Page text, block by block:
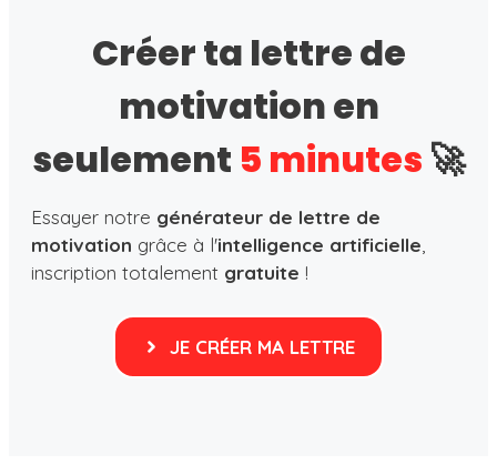
Créer ta lettre de
motivation en
seulement 5 minutes 🚀
Essayer notre générateur de lettre de
motivation grâce à l'intelligence artificielle
inscription totalement gratuite !
JE CRÉER MA LETTRE